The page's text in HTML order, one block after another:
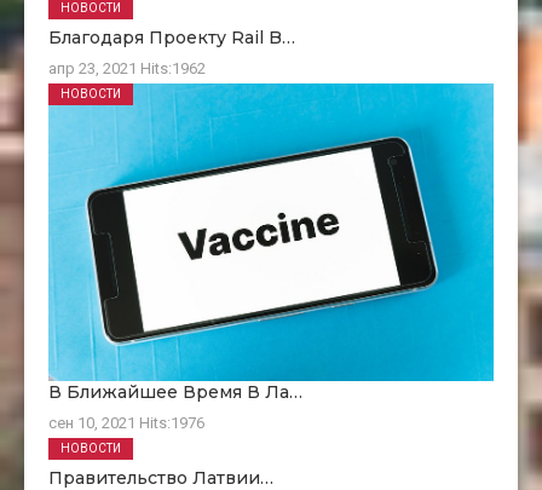
Благодаря Проекту Rail B…
апр 23, 2021 Hits:1962
НОВОСТИ
В Ближайшее Время В Ла…
сен 10, 2021 Hits:1976
НОВОСТИ
Правительство Латвии…
НОВОСТИ